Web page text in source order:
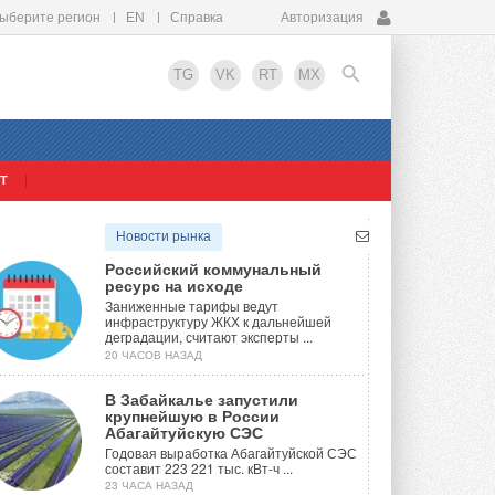
регион EN Справка Авторизация
TG VK RT MX
EN
Новости рынка
Российский коммунальный
ресурс на исходе
Заниженные тарифы ведут
инфраструктуру ЖКХ к дальнейшей
деградации, считают эксперты ...
20 ЧАСОВ НАЗАД
В Забайкалье запустили
крупнейшую в России
Абагайтуйскую СЭС
Годовая выработка Абагайтуйской СЭС
составит 223 221 тыс. кВт-ч ...
23 ЧАСА НАЗАД